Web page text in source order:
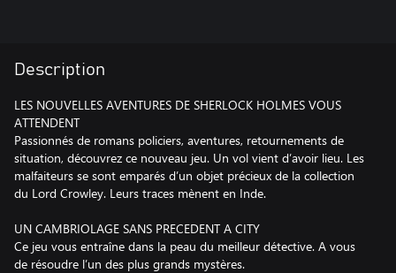
Description
LES NOUVELLES AVENTURES DE SHERLOCK HOLMES VOUS
ATTENDENT
Passionnés de romans policiers, aventures, retournements de
situation, découvrez ce nouveau jeu. Un vol vient d’avoir lieu. Les
malfaiteurs se sont emparés d’un objet précieux de la collection
du Lord Crowley. Leurs traces mènent en Inde.
UN CAMBRIOLAGE SANS PRECEDENT A CITY
Ce jeu vous entraîne dans la peau du meilleur détective. A vous
de résoudre l’un des plus grands mystères.